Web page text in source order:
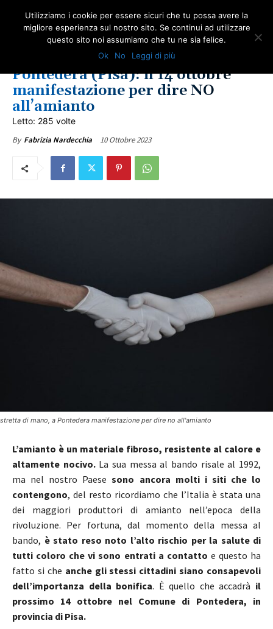
IN PRIMO PIANO
Pontedera (Pisa): il 14 ottobre
manifestazione per dire NO
all’amianto
Letto: 285 volte
By Fabrizia Nardecchia 10 Ottobre 2023
stretta di mano, a Pontedera manifestazione per dire no all'amianto
L’amianto è un materiale fibroso, resistente al calore e
altamente nocivo.La sua messa al bando risale al 1992,
ma nel nostro Paesesono ancora molti i siti che lo
contengono, del resto ricordiamo che l’Italia è stata una
dei maggiori produttori di amianto nell’epoca della
rivoluzione. Per fortuna, dal momento della messa al
bando, è stato reso noto l’alto rischio per la salute di
tutti coloro che vi sono entrati a contatto e questo ha
fatto si che anche gli stessi cittadini siano consapevoli
dell’importanza della bonifica. È quello che accadrà il
prossimo 14 ottobre nel Comune di Pontedera, in
provincia di Pisa.
Utilizziamo i cookie per essere sicuri che tu possa avere la
migliore esperienza sul nostro sito. Se continui ad utilizzare
questo sito noi assumiamo che tu ne sia felice.
Ok
No Leggi di più